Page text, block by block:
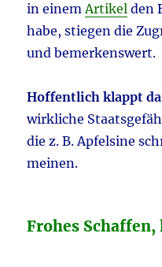
in einemArtikel den
habe, stiegen die
und bemerkenswert.
Hoffentlich klappt
wirkliche
die z. B. Apfelsine
meinen.
Frohes